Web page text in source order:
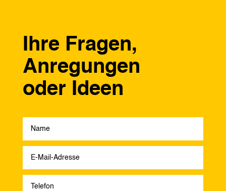
Ihre Fragen,
Anregungen
oder Ideen